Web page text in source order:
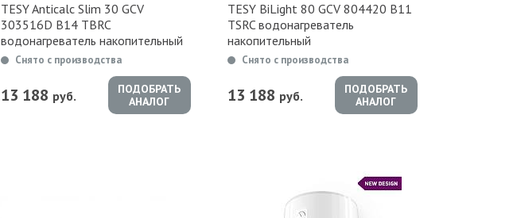
TESY Anticalc Slim 30 GCV
303516D B14 TBRC
водонагреватель накопительный
Снято с производства
13 188 руб.
ПОДОБРАТЬ
АНАЛОГ
TESY BiLight 80 GCV 804420 B11
TSRC водонагреватель
накопительный
Снято с производства
13 188 руб.
ПОДОБРАТЬ
АНАЛОГ